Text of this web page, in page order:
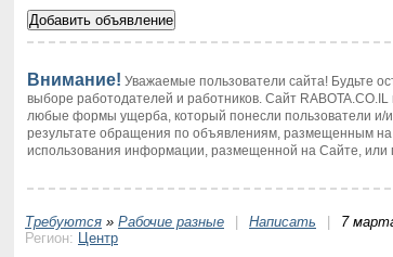
Внимание! Уважаемые пользователи сайта! Будьте
выборе работодателей и работников. Сайт RABOTA.CO.IL
любые формы ущерба, который понесли пользователи и/
результате обращения по объявлениям, размещенным на
использования информации, размещенной на Сайте, или
Требуются » Рабочие разные | Написать |
7
Регион: Центр